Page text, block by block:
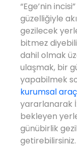
“Ege’nin
güzelliğiyle
gezilecek
bitmez
dahil olmak
ulaşmak, bir
yapabilmek
kurumsal
yararlanarak
bekleyen
günübirlik
getirebilirsiniz.